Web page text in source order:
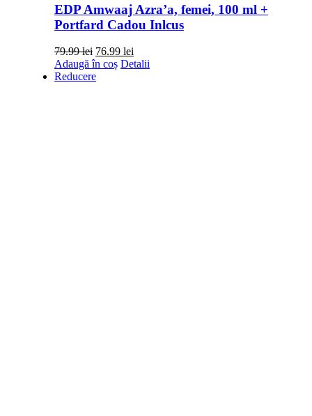
EDP Amwaaj Azra’a, femei, 100 ml +
Portfard Cadou Inlcus
79.99lei Prețul
inițial
a
76.99 leiPrețul
curent
Adaugă în coș Detalii
Reducere